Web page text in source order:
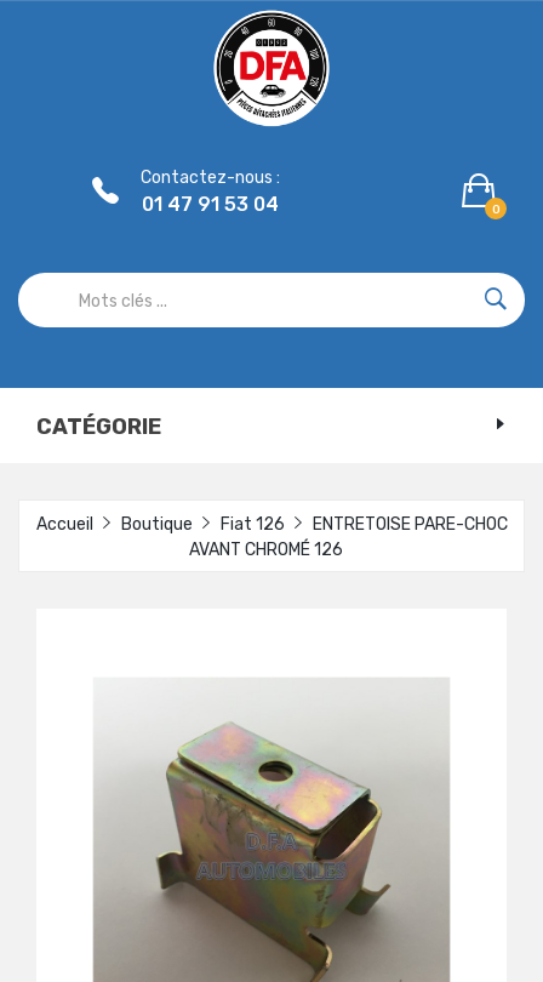
0
Contactez-nous :
01 47 91 53 04
CATÉGORIE
Accueil Boutique Fiat 126
ENTRETOISE PARE-CHOC
AVANT CHROMÉ 126
Panneau de gestion des cookies